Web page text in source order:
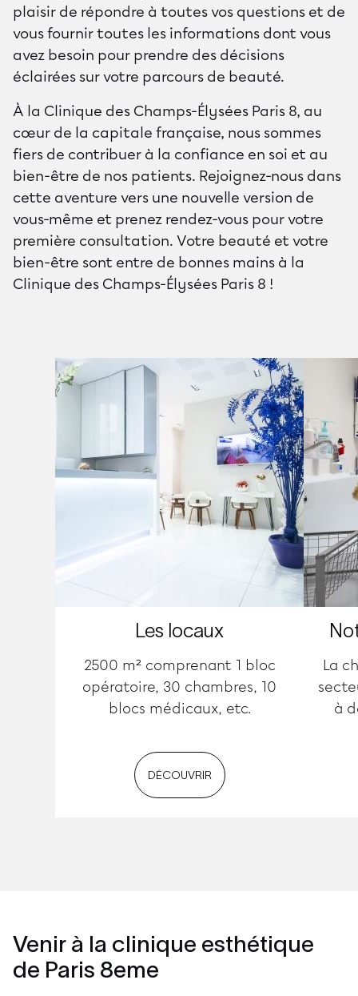
plaisir de répondre à toutes vos questions et de
vous fournir toutes les informations dont vous
avez besoin pour prendre des décisions
éclairées sur votre parcours de beauté.
À la Clinique des Champs-Élysées Paris 8, au
cœur de la capitale française, nous sommes
fiers de contribuer à la confiance en soi et au
bien-être de nos patients. Rejoignez-nous dans
cette aventure vers une nouvelle version de
vous-même et prenez rendez-vous pour votre
première consultation. Votre beauté et votre
bien-être sont entre de bonnes mains à la
Clinique des Champs-Élysées Paris 8 !
Les locaux
2500 m² comprenant 1 bloc
opératoire, 30 chambres, 10
blocs médicaux, etc.
DÉCOUVRIR
La
à
Venir à la clinique esthétique
de Paris 8eme